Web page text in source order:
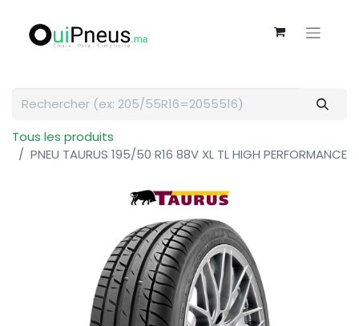
Tous les produits
PNEU TAURUS 195/50 R16 88V XL TL HIGH PERFORMANCE